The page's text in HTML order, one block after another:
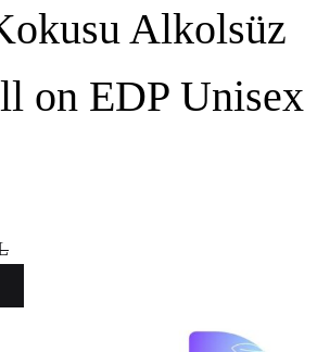
Alkolsüz
on EDP Unisex